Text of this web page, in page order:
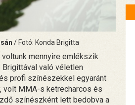
/ Fotó: Konda Brigitta
mennyire emlékszik
Brigittával való véletlen
profi színészekkel egyaránt
MMA-s ketrecharcos és
színészként lett bedobva a